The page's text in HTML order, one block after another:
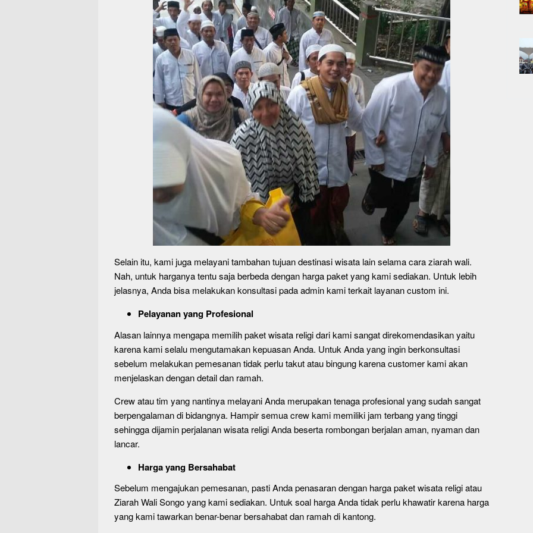
Selain itu, kami juga melayani tambahan tujuan destinasi wisata lain selama cara ziarah wali.
Nah, untuk harganya tentu saja berbeda dengan harga paket yang kami sediakan. Untuk lebih
jelasnya, Anda bisa melakukan konsultasi pada admin kami terkait layanan custom ini.
Pelayanan yang Profesional
Alasan lainnya mengapa memilih paket wisata religi dari kami sangat direkomendasikan yaitu
karena kami selalu mengutamakan kepuasan Anda. Untuk Anda yang ingin berkonsultasi
sebelum melakukan pemesanan tidak perlu takut atau bingung karena customer kami akan
menjelaskan dengan detail dan ramah.
Crew atau tim yang nantinya melayani Anda merupakan tenaga profesional yang sudah sangat
berpengalaman di bidangnya. Hampir semua crew kami memiliki jam terbang yang tinggi
sehingga dijamin perjalanan wisata religi Anda beserta rombongan berjalan aman, nyaman dan
lancar.
Harga yang Bersahabat
Sebelum mengajukan pemesanan, pasti Anda penasaran dengan harga paket wisata religi atau
Ziarah Wali Songo yang kami sediakan. Untuk soal harga Anda tidak perlu khawatir karena harga
yang kami tawarkan benar-benar bersahabat dan ramah di kantong.